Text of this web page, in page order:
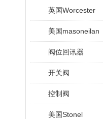
英国Worcester
美国masoneilan
阀位回讯器
开关阀
控制阀
美国Stonel